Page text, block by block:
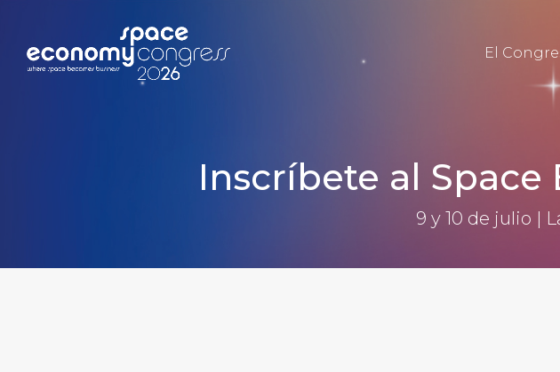
El
Inscríbete al Space
9 y 10 de julio |